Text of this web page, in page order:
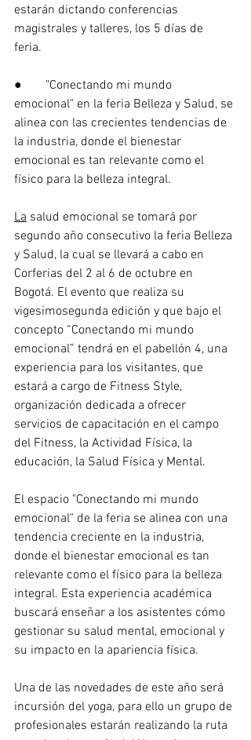
estarán dictando conferencias
magistrales y talleres, los 5 días de
feria.
●	"Conectando mi mundo
emocional" en la feria Belleza y Salud, se
alinea con las crecientes tendencias de
la industria, donde el bienestar
emocional es tan relevante como el
físico para la belleza integral.
La salud emocional se tomará por
segundo año consecutivo la feria Belleza
y Salud, la cual se llevará a cabo en
Corferias del 2 al 6 de octubre en
Bogotá. El evento que realiza su
vigesimosegunda edición y que bajo el
concepto “Conectando mi mundo
emocional” tendrá en el pabellón 4, una
experiencia para los visitantes, que
estará a cargo de Fitness Style,
organización dedicada a ofrecer
servicios de capacitación en el campo
del Fitness, la Actividad Física, la
educación, la Salud Física y Mental.
El espacio "Conectando mi mundo
emocional" de la feria se alinea con una
tendencia creciente en la industria,
donde el bienestar emocional es tan
relevante como el físico para la belleza
integral. Esta experiencia académica
buscará enseñar a los asistentes cómo
gestionar su salud mental, emocional y
su impacto en la apariencia física.
Una de las novedades de este año será
incursión del yoga, para ello un grupo de
profesionales estarán realizando la ruta